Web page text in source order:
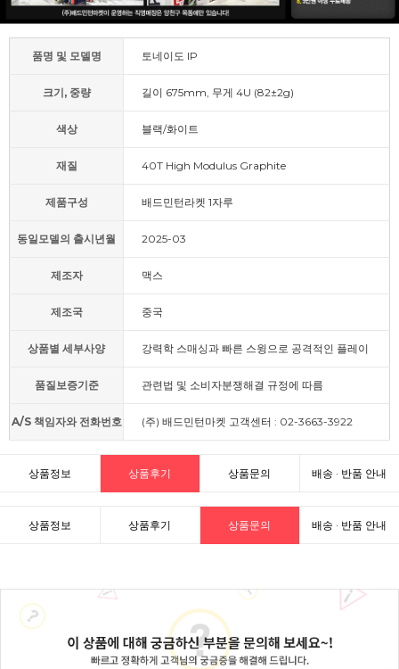
품명 및 모델명 토네이도 IP
크기, 중량 길이 675mm, 무게 4U (82±2g)
색상 블랙/화이트
재질 40T High Modulus Graphite
제품구성 배드민턴라켓 1자루
동일모델의 출시년월 2025-03
제조자 맥스
제조국 중국
상품별 세부사양 강력학 스매싱과 빠른 스윙으로 공격적인 플레이
품질보증기준 관련법 및 소비자분쟁해결 규정에 따름
A/S 책임자와 전화번호 (주) 배드민턴마켓 고객센터 : 02-3663-3922
상품정보 상품후기 상품문의 배송 · 반품 안내
상품정보 상품후기 상품문의 배송 · 반품 안내